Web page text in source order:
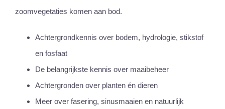
zoomvegetaties komen aan bod.
Achtergrondkennis over bodem, hydrologie, stikstof
en fosfaat
De belangrijkste kennis over maaibeheer
Achtergronden over planten én dieren
Meer over fasering, sinusmaaien en natuurlijk